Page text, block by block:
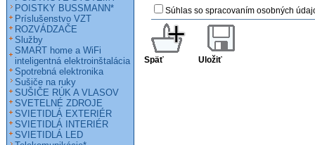
Súhlas so spracovaním osobných
Späť Uložiť
POISTKY BUSSMANN*
Príslušenstvo VZT
ROZVÁDZAČE
Služby
SMART home a WiFi
inteligentná elektroinštalácia
Spotrebná elektronika
Sušiče na ruky
SUŠIČE RÚK A VLASOV
SVETELNÉ ZDROJE
SVIETIDLÁ EXTERIÉR
SVIETIDLÁ INTERIÉR
SVIETIDLÁ LED